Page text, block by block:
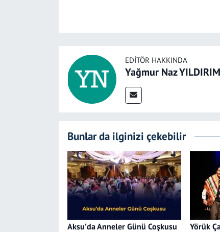
EDITÖR HAKKINDA
Yağmur Naz YILDIRIM
Bunlar da ilginizi çekebilir
Aksu’da Anneler Günü Coşkusu Yörük